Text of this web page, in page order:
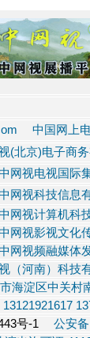
中国网上
(北京)电子商
网视电视国际
网视科技信息
网视计算机科
网视影视文化
网视频融媒体
（河南）科技
海淀区中关村
号-1
公安备